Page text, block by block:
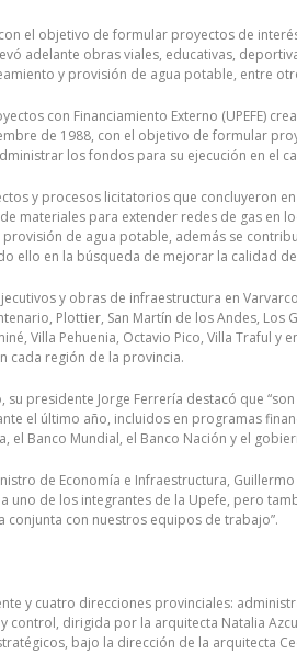
el objetivo de formular proyectos de
adelante obras viales, educativas,
y provisión de agua potable, entre
con Financiamiento Externo (UPEFE)
de 1988, con el objetivo de formular
los fondos para su ejecución en el
y procesos licitatorios que concluyeron
materiales para extender redes de gas en
de agua potable, además se
ello en la búsqueda de mejorar la calidad
y obras de infraestructura en
Plottier, San Martín de los Andes, Los
Villa Pehuenia, Octavio Pico, Villa Traful y
cada región de la provincia.
presidente Jorge Ferrería destacó que
el último año, incluidos en programas
el Banco Mundial, el Banco Nación y el
de Economía e Infraestructura,
uno de los integrantes de la Upefe, pero
con nuestros equipos de trabajo”.
y cuatro direcciones provinciales:
control, dirigida por la arquitecta Natalia
bajo la dirección de la arquitecta